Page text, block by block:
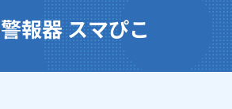
報器 スマぴこ